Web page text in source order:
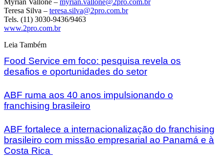
Myrian Vallone – myrian.vallone@2pro.com.br
Teresa Silva – teresa.silva@2pro.com.br
Tels. (11) 3030-9436/9463
www.2pro.com.br
Leia Também
Food Service em foco: pesquisa revela os
desafios e oportunidades do setor
ABF ruma aos 40 anos impulsionando o
franchising brasileiro
ABF fortalece a internacionalização do franchising
brasileiro com missão empresarial ao Panamá e à
Costa Rica